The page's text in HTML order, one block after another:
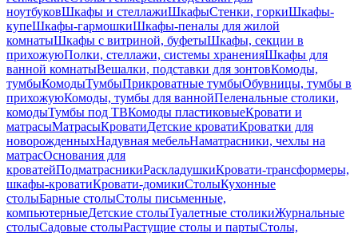
ноутбуковШкафы и стеллажиШкафыСтенки, горкиШкафы-
купеШкафы-гармошкиШкафы-пеналы для жилой
комнатыШкафы с витриной, буфетыШкафы, секции в
прихожуюПолки, стеллажи, системы храненияШкафы для
ванной комнатыВешалки, подставки для зонтовКомоды,
тумбыКомодыТумбыПрикроватные тумбыОбувницы, тумбы в
прихожуюКомоды, тумбы для ваннойПеленальные столики,
комодыТумбы под ТВКомоды пластиковыеКровати и
матрасыМатрасыКроватиДетские кроватиКроватки для
новорожденныхНадувная мебельНаматрасники, чехлы на
матрасОснования для
кроватейПодматрасникиРаскладушкиКровати-трансформеры,
шкафы-кроватиКровати-домикиСтолыКухонные
столыБарные столыСтолы письменные,
компьютерныеДетские столыТуалетные столикиЖурнальные
столыСадовые столыРастущие столы и партыСтолы,